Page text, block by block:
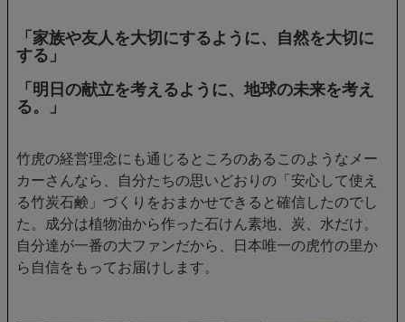
「家族や友人を大切にするように、自然を大切に
する」
「明日の献立を考えるように、地球の未来を考え
る。」
竹虎の経営理念にも通じるところのあるこのようなメー
カーさんなら、自分たちの思いどおりの「安心して使え
る竹炭石鹸」づくりをおまかせできると確信したのでし
た。成分は植物油から作った石けん素地、炭、水だけ。
自分達が一番の大ファンだから、日本唯一の虎竹の里か
ら自信をもってお届けします。